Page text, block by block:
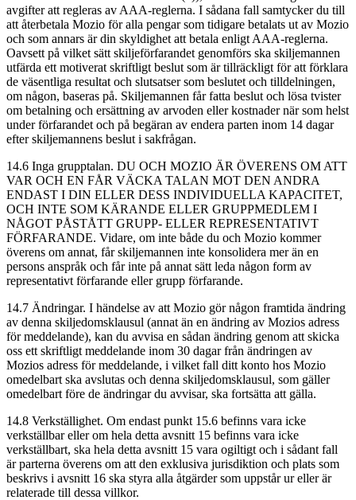
avgifter att regleras av AAA-reglerna. I sådana fall samtycker du till
att återbetala Mozio för alla pengar som tidigare betalats ut av Mozio
och som annars är din skyldighet att betala enligt AAA-reglerna.
Oavsett på vilket sätt skiljeförfarandet genomförs ska skiljemannen
utfärda ett motiverat skriftligt beslut som är tillräckligt för att förklara
de väsentliga resultat och slutsatser som beslutet och tilldelningen,
om någon, baseras på. Skiljemannen får fatta beslut och lösa tvister
om betalning och ersättning av arvoden eller kostnader när som helst
under förfarandet och på begäran av endera parten inom 14 dagar
efter skiljemannens beslut i sakfrågan.
14.6 Inga grupptalan. DU OCH MOZIO ÄR ÖVERENS OM ATT
VAR OCH EN FÅR VÄCKA TALAN MOT DEN ANDRA
ENDAST I DIN ELLER DESS INDIVIDUELLA KAPACITET,
OCH INTE SOM KÄRANDE ELLER GRUPPMEDLEM I
NÅGOT PÅSTÅTT GRUPP- ELLER REPRESENTATIVT
FÖRFARANDE. Vidare, om inte både du och Mozio kommer
överens om annat, får skiljemannen inte konsolidera mer än en
persons anspråk och får inte på annat sätt leda någon form av
representativt förfarande eller grupp förfarande.
14.7 Ändringar. I händelse av att Mozio gör någon framtida ändring
av denna skiljedomsklausul (annat än en ändring av Mozios adress
för meddelande), kan du avvisa en sådan ändring genom att skicka
oss ett skriftligt meddelande inom 30 dagar från ändringen av
Mozios adress för meddelande, i vilket fall ditt konto hos Mozio
omedelbart ska avslutas och denna skiljedomsklausul, som gäller
omedelbart före de ändringar du avvisar, ska fortsätta att gälla.
14.8 Verkställighet. Om endast punkt 15.6 befinns vara icke
verkställbar eller om hela detta avsnitt 15 befinns vara icke
verkställbart, ska hela detta avsnitt 15 vara ogiltigt och i sådant fall
är parterna överens om att den exklusiva jurisdiktion och plats som
beskrivs i avsnitt 16 ska styra alla åtgärder som uppstår ur eller är
relaterade till dessa villkor.